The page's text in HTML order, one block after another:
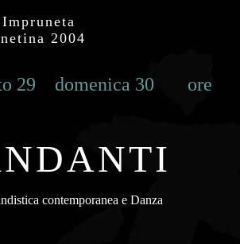
2004
29 domenica 30 ore
contemporanea e Danza